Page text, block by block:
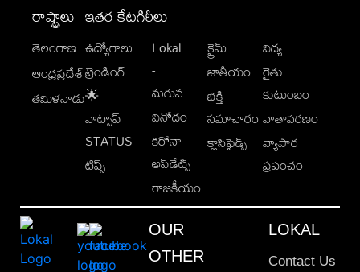
రాష్ట్రాలు
తెలంగాణ
ఆంధ్రప్రదేశ్
తమిళనాడు
ఇతర కేటగిరీలు
ఉద్యోగాలు
ట్రెండింగ్
🌟
వాట్సాప్
STATUS
టిప్స్
Lokal
-
మగువ
వినోదం
కరోనా
అప్‌డేట్స్
రాజకీయం
క్రైమ్
జాతీయం
భక్తి
సమాచారం
క్లాసిఫైడ్స్
విద్య
రైతు
కుటుంబం
వాతావరణం
వ్యాపార
ప్రపంచం
OUR
OTHER
LOKAL
Contact Us